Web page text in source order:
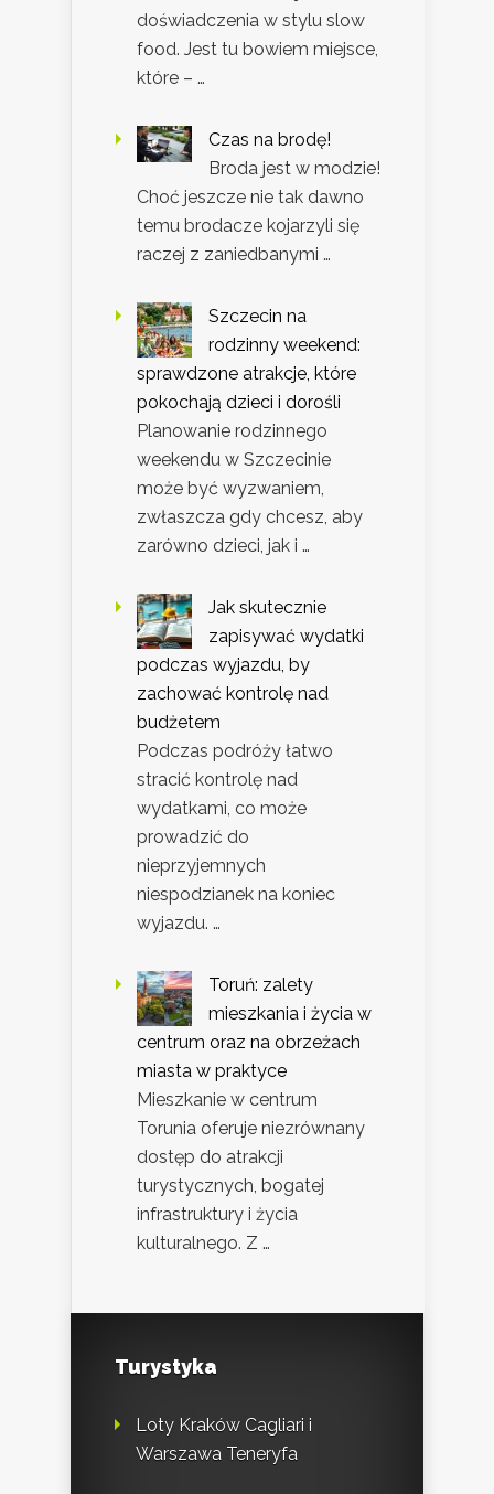
doświadczenia w stylu slow
food. Jest tu bowiem miejsce,
które – …
Czas na brodę!
Broda jest w modzie!
Choć jeszcze nie tak dawno
temu brodacze kojarzyli się
raczej z zaniedbanymi …
Szczecin na
rodzinny weekend:
sprawdzone atrakcje, które
pokochają dzieci i dorośli
Planowanie rodzinnego
weekendu w Szczecinie
może być wyzwaniem,
zwłaszcza gdy chcesz, aby
zarówno dzieci, jak i …
Jak skutecznie
zapisywać wydatki
podczas wyjazdu, by
zachować kontrolę nad
budżetem
Podczas podróży łatwo
stracić kontrolę nad
wydatkami, co może
prowadzić do
nieprzyjemnych
niespodzianek na koniec
wyjazdu. …
Toruń: zalety
mieszkania i życia w
centrum oraz na obrzeżach
miasta w praktyce
Mieszkanie w centrum
Torunia oferuje niezrównany
dostęp do atrakcji
turystycznych, bogatej
infrastruktury i życia
kulturalnego. Z …
Turystyka
Loty Kraków Cagliari i
Warszawa Teneryfa